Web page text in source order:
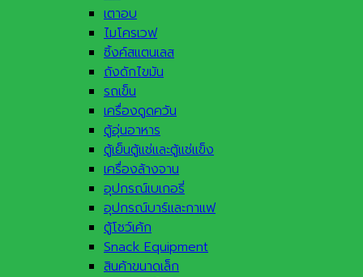
เตาอบ
ไมโครเวฟ
ซิ้งค์สแตนเลส
ถังดักไขมัน
รถเข็น
เครื่องดูดควัน
ตู้อุ่นอาหาร
ตู้เย็นตู้แช่และตู้แช่แข็ง
เครื่องล้างจาน
อุปกรณ์เบเกอรี่
อุปกรณ์บาร์และกาแฟ
ตู้โชว์เค้ก
Snack Equipment
สินค้าขนาดเล็ก